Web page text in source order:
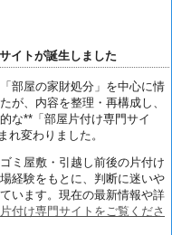
イトが誕生しました
部屋の家財処分」 を中心に情
が、内容を整理・再構成し、
な**「部屋片付け専門サイ
れ変わりました。
ミ屋敷・引越し前後の片付け
経験をもとに、 判断に迷いや
います。 現在の最新情報や詳
付け専門サイトをご覧くださ